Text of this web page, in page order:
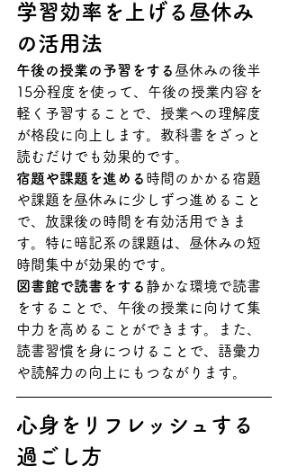
学習効率を上げる昼休み
の活用法
午後の授業の予習をする 昼休みの後半
15分程度を使って、午後の授業内容を
軽く予習することで、授業への理解度
が格段に向上します。教科書をざっと
読むだけでも効果的です。
宿題や課題を進める 時間のかかる宿題
や課題を昼休みに少しずつ進めること
で、放課後の時間を有効活用できま
す。特に暗記系の課題は、昼休みの短
時間集中が効果的です。
図書館で読書をする 静かな環境で読書
をすることで、午後の授業に向けて集
中力を高めることができます。また、
読書習慣を身につけることで、語彙力
や読解力の向上にもつながります。
心身をリフレッシュする
過ごし方